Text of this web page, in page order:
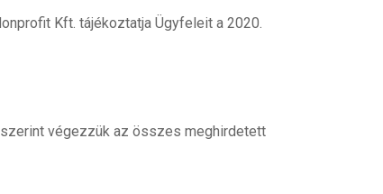
Kft. tájékoztatja Ügyfeleit a 2020.
végezzük az összes meghirdetett